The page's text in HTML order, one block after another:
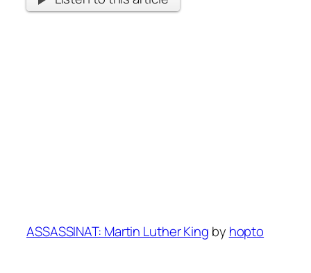
ASSASSINAT: Martin Luther King by hopto